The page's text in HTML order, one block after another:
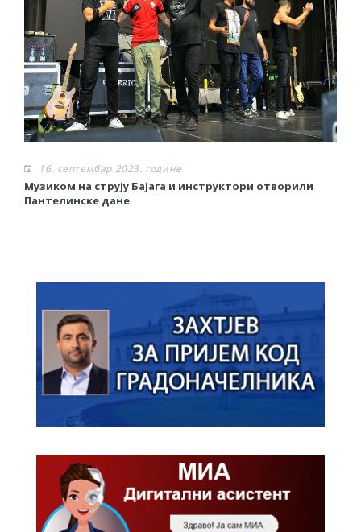
16. септембар 2023. године
Музиком на струју Бајага и инструктори отворили
Пантелинске дане